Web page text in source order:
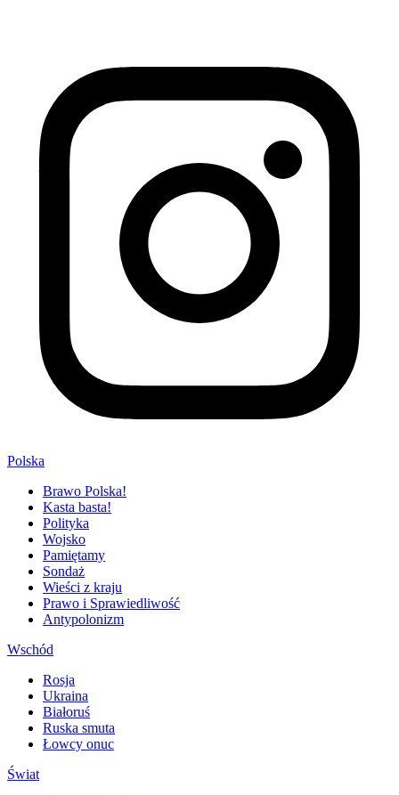
Polska
Brawo Polska!
Kasta basta!
Polityka
Wojsko
Pamiętamy
Sondaż
Wieści z kraju
Prawo i Sprawiedliwość
Antypolonizm
Wschód
Rosja
Ukraina
Białoruś
Ruska smuta
Łowcy onuc
Świat